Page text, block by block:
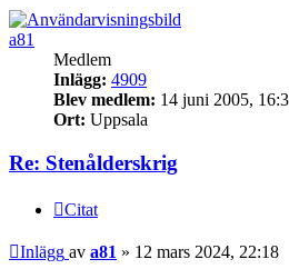
a81
Medlem
Inlägg: 4909
Blev medlem: 14 juni 2005,
Ort: Uppsala
Re: Stenålderskrig
Citat
Inlägg av a81 » 12 mars 2024, 22:18